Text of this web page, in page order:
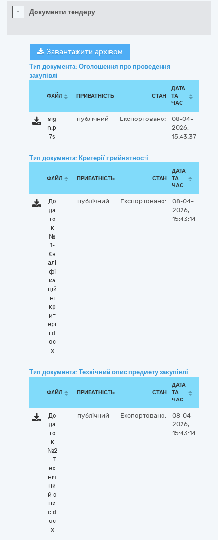
- Документи тендеру
Завантажити архівом
Тип документа: Оголошення про проведення
закупівлі
ФАЙЛ ПРИВАТНІСТЬ СТАН
ДАТА
ТА
ЧАС
sig
n.p
7s
публічний Експортовано:
08-04-
2026,
15:43:37
Тип документа: Критерії прийнятності
ФАЙЛ ПРИВАТНІСТЬ СТАН
ДАТА
ТА
ЧАС
До
да
то
к
№
1-
Кв
алі
фі
ка
цій
ні
кр
ит
ері
ї.d
oc
x
публічний Експортовано:
08-04-
2026,
15:43:14
Тип документа: Технічний опис предмету закупівлі
ФАЙЛ ПРИВАТНІСТЬ СТАН
ДАТА
ТА
ЧАС
До
да
то
к
№2
- Т
ех
ніч
ни
й о
пи
с.d
oc
x
публічний Експортовано:
08-04-
2026,
15:43:14